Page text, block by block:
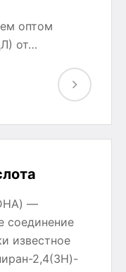
оптом
от…
—
соединение
известное
2,4(3H)-